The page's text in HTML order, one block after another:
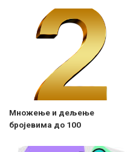
Множење и дељење
бројевима до 100